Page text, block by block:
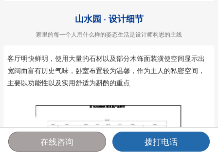
山水园 · 设计细节
家里的每一个人用什么样的姿态生活是设计师构思的主线
客厅明快鲜明，使用大量的石材以及部分木饰面装潢使空间显示出
宽阔而富有历史气味，卧室布置较为温馨，作为主人的私密空间，
主要以功能性以及实用舒适为斟酌的重点
首页 报价 电话 咨询
在线咨询 拨打电话